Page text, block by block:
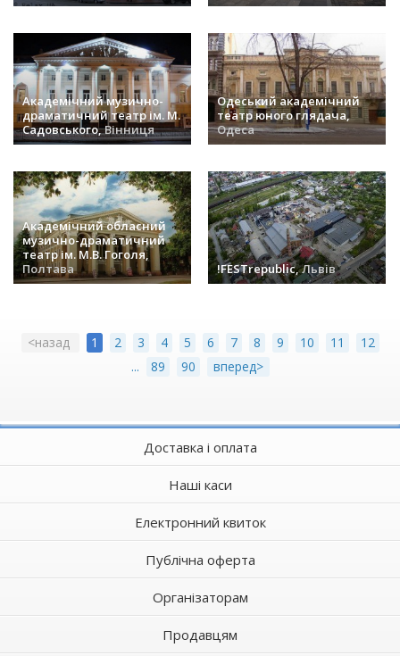
заходів (27) » заходів (25) »
Академічний музично-
драматичний театр ім. М.
Садовського,Вінниця
заходів (19) »
Одеський академічний
театр юного глядача,
Одеса
заходів (18) »
Академічний обласний
музично-драматичний
театр ім. М.В. Гоголя,
Полтава
заходів (17) »
!FESTrepublic,Львів
заходів (15) »
<назад 1 2 3 4 5 6 7 8 9 10 11
12
...
89 90 вперед>
Доставка і оплата
Наші каси
Електронний квиток
Публічна оферта
Організаторам
Продавцям